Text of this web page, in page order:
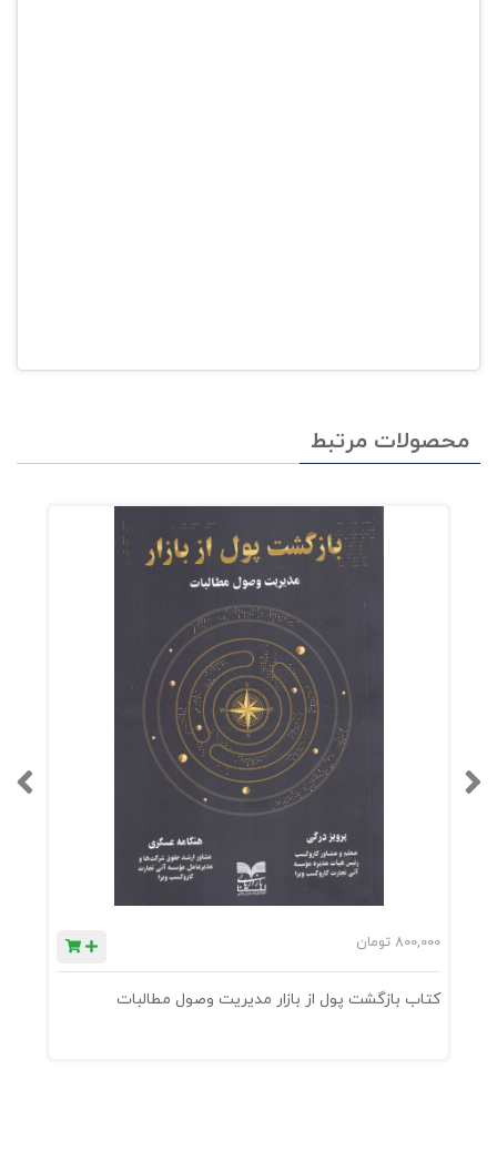
محصولات مرتبط
800,000 تومان
کتاب بازگشت پول از بازار مدیریت وصول مطالبات